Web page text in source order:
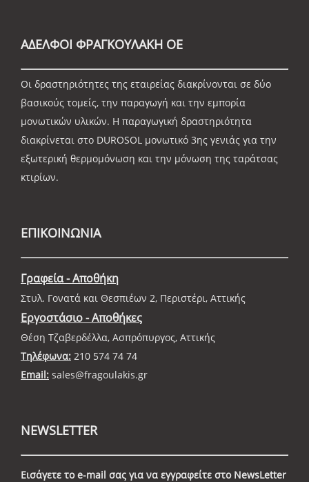
ΑΔΕΛΦΟΙ ΦΡΑΓΚΟΥΛΑΚΗ ΟΕ
Οι δραστηριότητες της εταιρείας διακρίνονται σε δύο
βασικούς τομείς, την παραγωγή και την εμπορία
μονωτικών υλικών. Η παραγωγική δραστηριότητα
διακρίνεται στο DUROSOL μονωτικό 3ης γενιάς για την
εξωτερική θερμομόνωση και την μόνωση της ταράτσας
κτιρίων.
ΕΠΙΚΟΙΝΩΝΙΑ
Γραφεία - Αποθήκη
Στυλ. Γονατά και Θεσπιέων 2, Περιστέρι, Αττικής
Εργοστάσιο - Αποθήκες
Θέση Τζαβερδέλλα, Ασπρόπυργος, Αττικής
Τηλέφωνα: 210 574 74 74
Email: sales@fragoulakis.gr
NEWSLETTER
Εισάγετε το e-mail σας για να εγγραφείτε στο NewsLetter